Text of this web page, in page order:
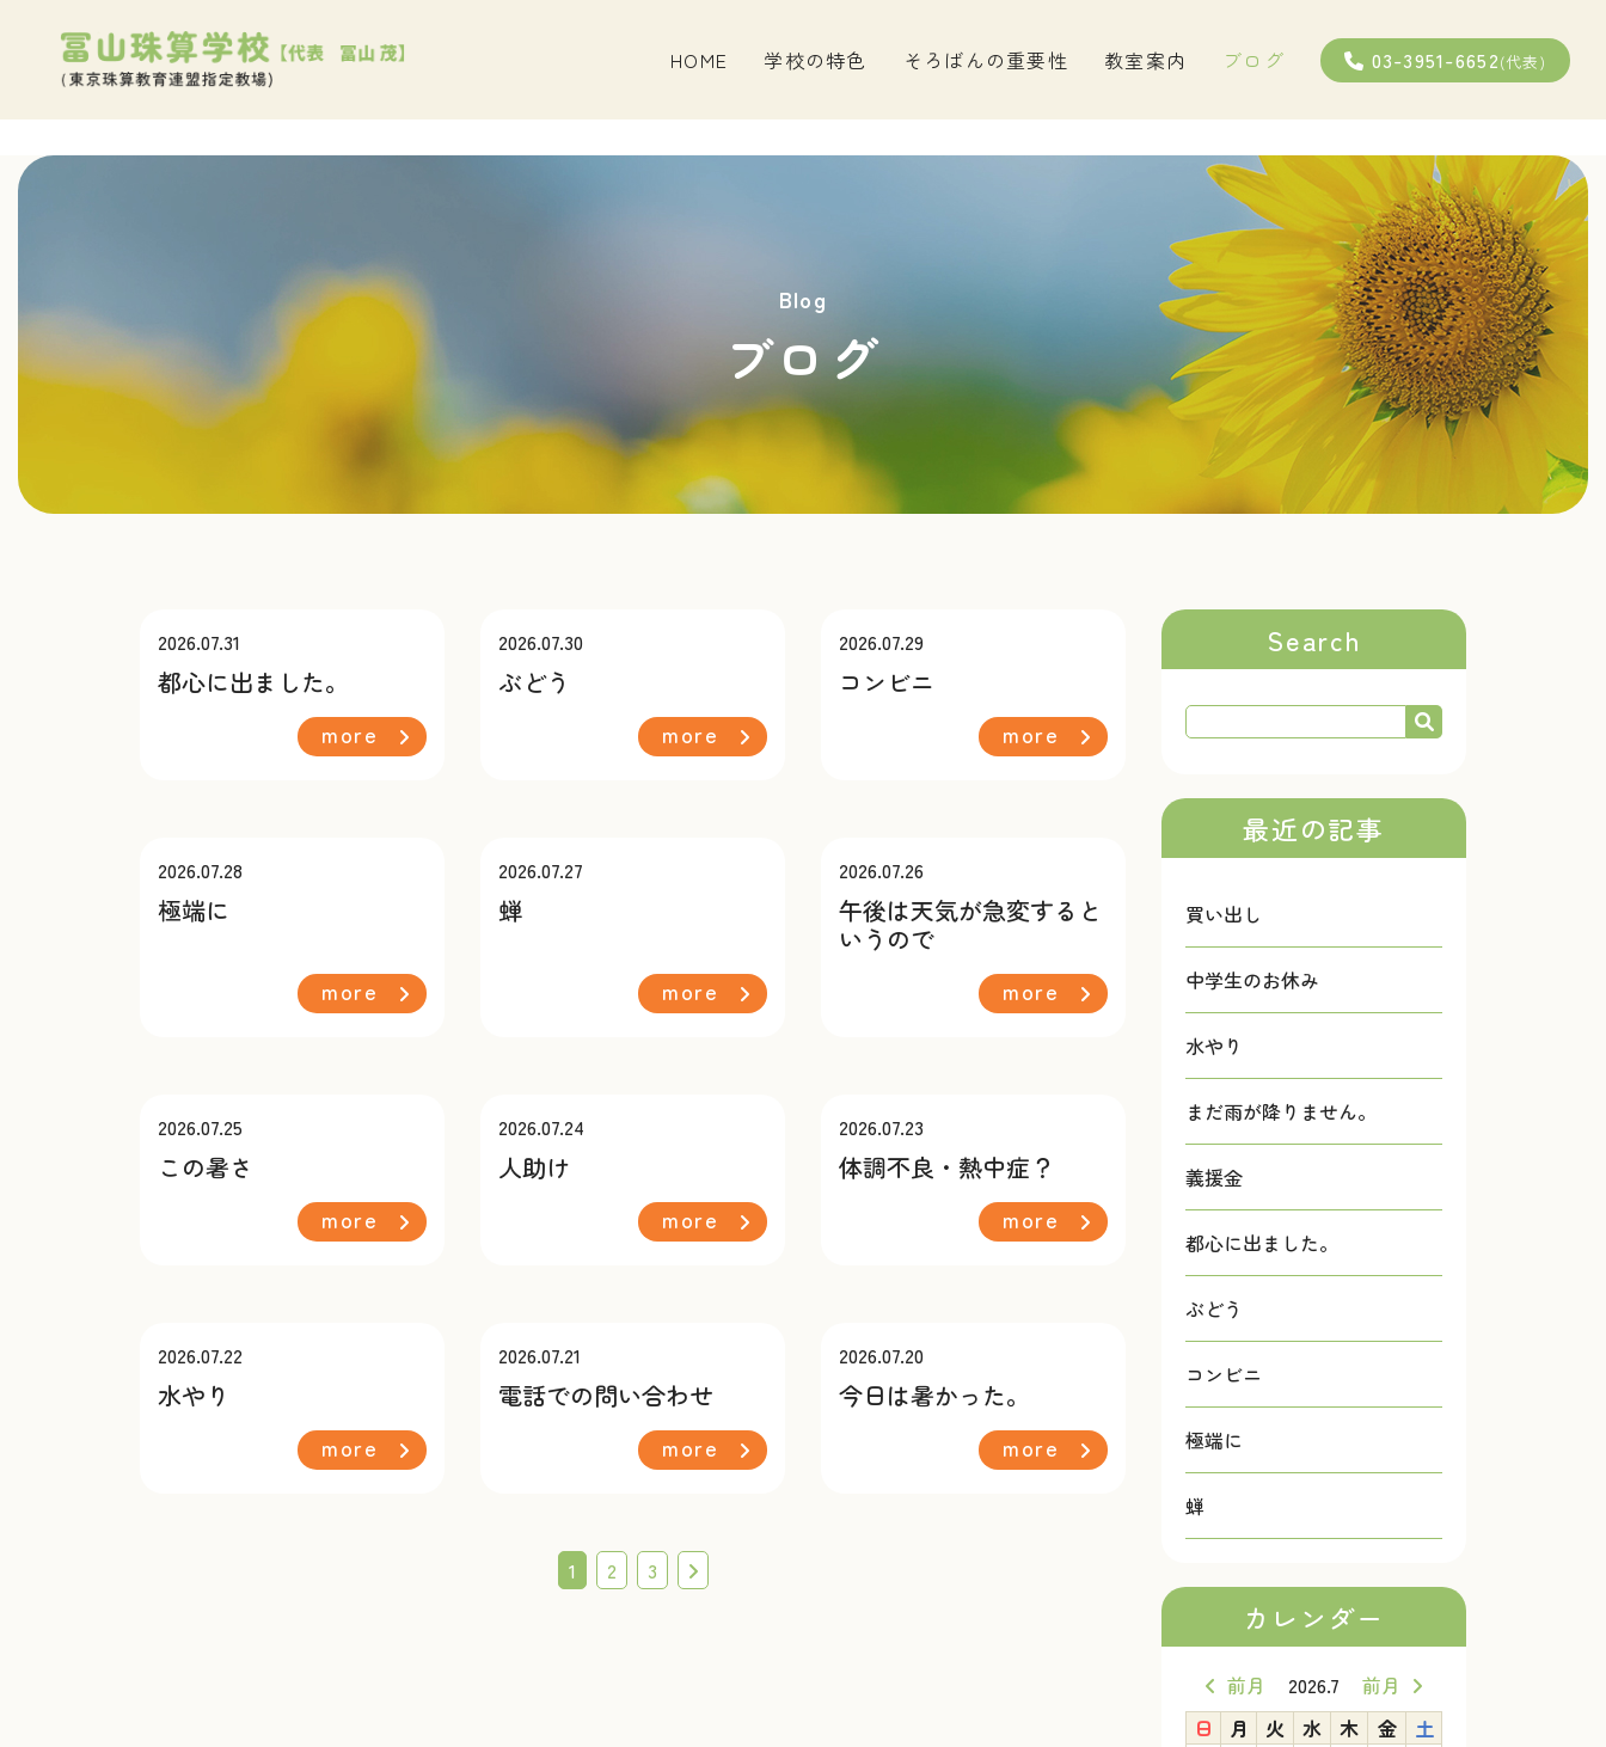
HOME 学校の特色 そろばんの重要性 教室案内 ブログ 03-3951-6652(代表)
Blog
ブログ
2026.07.31
都心に出ました。
more
2026.07.30
ぶどう
more
2026.07.29
コンビニ
more
2026.07.28
極端に
more
2026.07.27
蝉
more
2026.07.26
午後は天気が急変すると
いうので
more
2026.07.25
この暑さ
more
2026.07.24
人助け
more
2026.07.23
体調不良・熱中症？
more
2026.07.22
水やり
more
2026.07.21
電話での問い合わせ
more
2026.07.20
今日は暑かった。
more
1 2 3
Search
最近の記事
買い出し
中学生のお休み
水やり
まだ雨が降りません。
義援金
都心に出ました。
ぶどう
コンビニ
極端に
蝉
カレンダー
前月 2026.7
前月
日
月 火 水 木 金
土